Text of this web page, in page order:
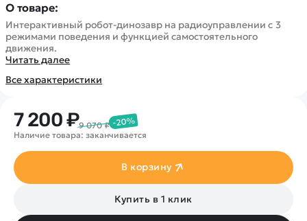
О товаре:
Интерактивный робот-динозавр на радиоуправлении с 3
режимами поведения и функцией самостоятельного
движения.
Читать далее
Все характеристики
7 200 ₽9 070 ₽ -20%
Наличие товара: заканчивается
В корзину
Купить в 1 клик
Танки
Вертолеты
Катера
Роботы
Самолеты
Детские электромобили
Железные дороги
Конструкторы
Запчасти для моделей
Оптовые продажи
Блог
Статьи про беспилотники
Покупка в кредит
Покупателю
Контакты
Оплата и доставка
Отследить заказ
Оплата на сайте